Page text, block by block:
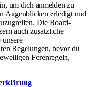
um dich anmelden zu
Augenblicken erledigt und
Die Board-
auch zusätzliche
unsere
Regelungen, bevor du
Forenregeln,